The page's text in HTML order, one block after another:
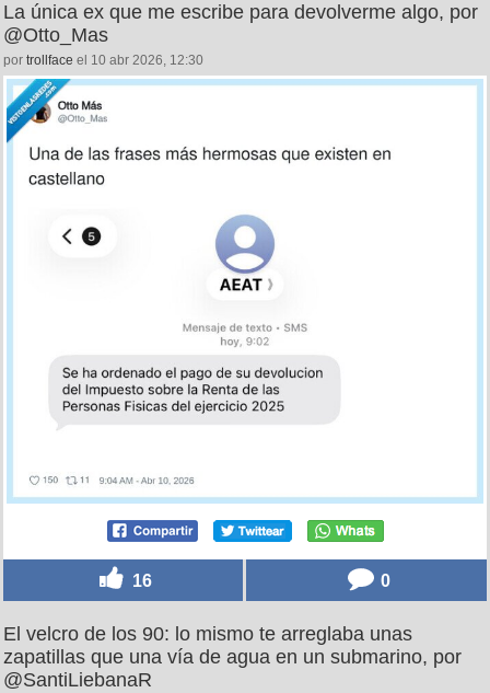
La única ex que me escribe para devolverme algo, por
@Otto_Mas
por trollface el 10 abr 2026, 12:30
16 0
El velcro de los 90: lo mismo te arreglaba unas
zapatillas que una vía de agua en un submarino, por
@SantiLiebanaR